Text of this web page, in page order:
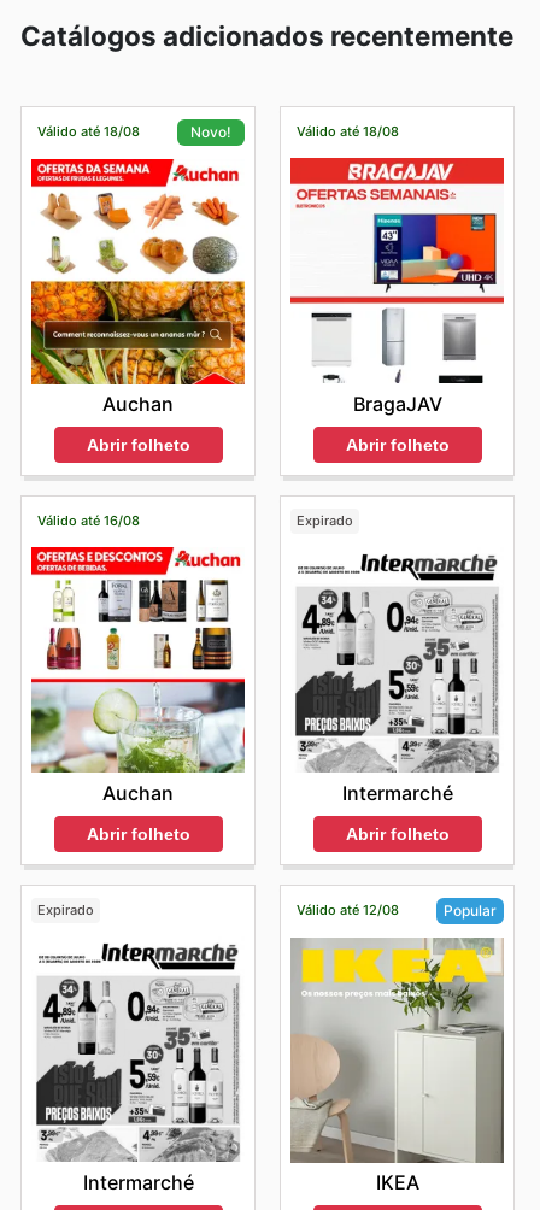
Catálogos adicionados recentemente
Válido até 18/08 Novo!
Auchan
Abrir folheto
Válido até 18/08
BragaJAV
Abrir folheto
Válido até 16/08
Auchan
Abrir folheto
Expirado
Intermarché
Abrir folheto
Expirado
Intermarché
Válido até 12/08 Popular
IKEA